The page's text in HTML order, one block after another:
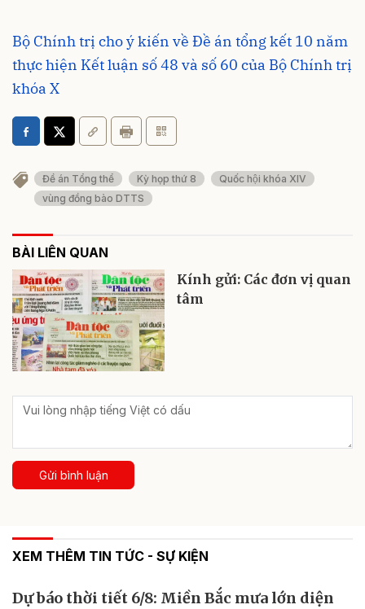
Bộ Chính trị cho ý kiến về Đề án tổng kết 10 năm
thực hiện Kết luận số 48 và số 60 của Bộ Chính trị
khóa X
Đề án Tổng thể Kỳ họp thứ 8
Quốc hội khóa XIV
vùng đồng bào DTTS
BÀI LIÊN QUAN
Kính gửi: Các đơn vị quan
tâm
Gửi bình luận
XEM THÊM TIN TỨC - SỰ KIỆN
Dự báo thời tiết 6/8: Miền Bắc mưa lớn diện